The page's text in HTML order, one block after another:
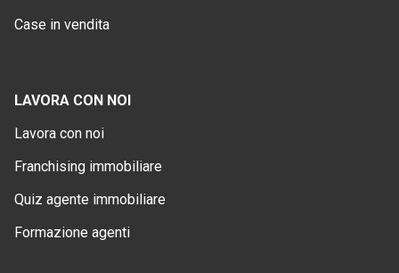
Case in vendita
LAVORA CON NOI
Lavora con noi
Franchising immobiliare
Quiz agente immobiliare
Formazione agenti